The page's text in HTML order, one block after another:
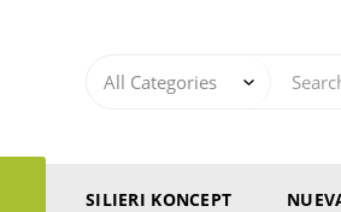
SILIERI KONCEPT